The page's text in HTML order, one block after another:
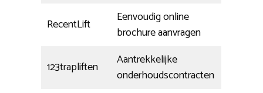
RecentLift
Eenvoudig online
brochure aanvragen
123trapliften
Aantrekkelijke
onderhoudscontracten